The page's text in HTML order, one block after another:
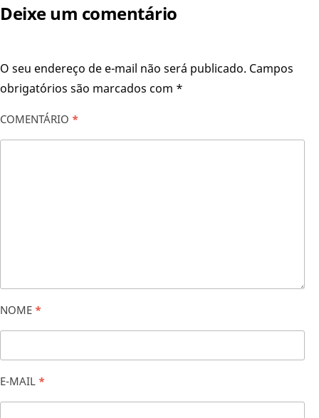
Deixe um comentário
O seu endereço de e-mail não será publicado. Campos
obrigatórios são marcados com *
COMENTÁRIO *
NOME *
E-MAIL *